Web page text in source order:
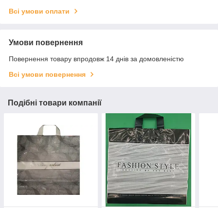
Всі умови оплати
Умови повернення
Повернення товару впродовж 14 днів за домовленістю
Всі умови повернення
Подібні товари компанії